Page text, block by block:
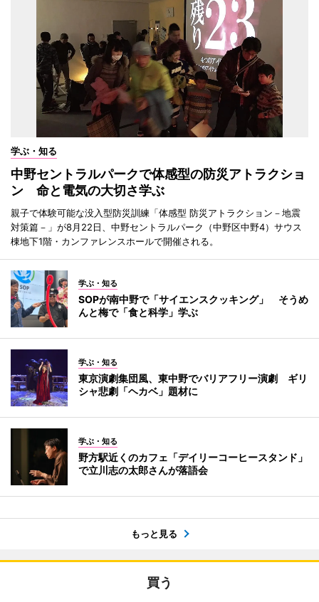
学ぶ・知る
中野セントラルパークで体感型の防災アトラクショ
ン 命と電気の大切さ学ぶ
親子で体験可能な没入型防災訓練「体感型 防災アトラクション－地震
対策篇－」が8月22日、中野セントラルパーク（中野区中野4）サウス
棟地下1階・カンファレンスホールで開催される。
学ぶ・知る
SOPが南中野で「サイエンスクッキング」 そうめ
んと梅で「食と科学」学ぶ
学ぶ・知る
東京演劇集団風、東中野でバリアフリー演劇 ギリ
シャ悲劇「ヘカベ」題材に
学ぶ・知る
野方駅近くのカフェ「デイリーコーヒースタンド」
で立川志の太郎さんが落語会
もっと見る
買う